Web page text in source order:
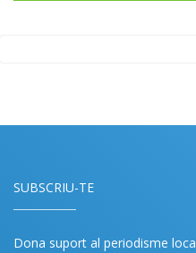
SUBSCRIU-TE
Dona suport al periodisme